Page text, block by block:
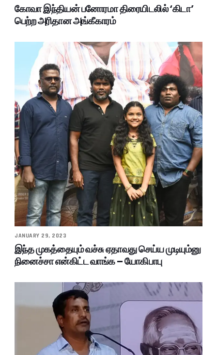
கோவா இந்தியன் பனோரமா திரையிடலில் ‘கிடா’
பெற்ற அரிதான அங்கீகாரம்
JANUARY 29, 2023
இந்த முகத்தையும் வச்சு ஏதாவது செய்ய முடியும்னு
நினைச்சா என்கிட்ட வாங்க – யோகிபாபு